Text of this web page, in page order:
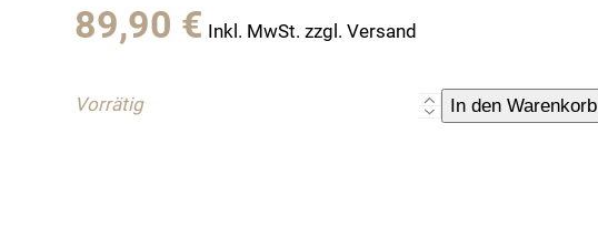
89,90 € Inkl. MwSt. zzgl. Versand
Vorrätig
Kissenhülle
In den Warenkorb